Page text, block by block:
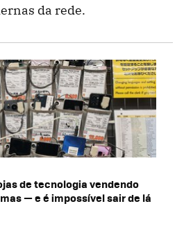
da rede.
de tecnologia vendendo
— e é impossível sair de lá